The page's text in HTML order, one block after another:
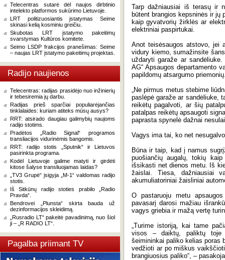
Telecentras sutarė dėl naujos dirbtinio
intelekto platformos sukūrimo Lietuvoje.
LRT politizuosiantis įstatymas Seime
skinasi kelią kosminiu greičiu.
Skubotas LRT įstatymo pakeitimų
svarstymas Kultūros komitete.
Seimo LSDP frakcijos pranešimas: Seime
– naujas LRT įstatymo pakeitimų projektas.
Radijo naujienos
Telecentras: radijas prasidėjo nuo inžinierių
ir tebesiremia jų darbu.
Radijas prieš sparčiai populiarėjančias
tinklalaides: kuriam atiteks mūsų ausys?
RRT: atsirado daugiau galimybių naujoms
radijo stotims.
Pradėtos „Radio Signal“ programos
transliacijos vidurinėmis bangomis.
RRT: radijo stotis „Sputnik“ ir Lietuvos
pasirinkta programa.
Kodėl Lietuvoje galime matyti ir girdėti
kitose šalyse transliuojamas laidas?
„TV3 Grupė“ įsigyja „M-1“ valdomas radijo
stotis.
Iš Sitkūnų radijo stoties prabilo „Radio
Pravda“.
Bendrovei „Plunsta“ skirta bauda už
dezinformacijos skleidimą.
„Rusradio LT“ pakeitė pavadinimą, nuo šiol
ji – „R RADIO LT“.
Pagalba priimant TV
Tarp dažniausiai iš terasų ir
būtent brangios kepsninės ir jų
kaip gyvatvorių žirklės ar
elektriniai paspirtukai.
Anot teisėsaugos atstovo, jei
vidury kiemo, sumažinsite
uždaryti garaže ar
AG“ Apsaugos departamento
papildomų atsargumo
„Ne pirmus metus stebime
paslėpė garaže ar sandėliuke,
reikėtų pagalvoti, ar šių
patalpas reikėtų apsaugoti
paprasta spynelė dažnai
Vagys ima tai, ko net
Būna ir taip, kad į namus
puošiančių augalų, tokių
išsikasti net dienos metu. Iš
žaislai. Tiesa, dažniausiai
akumuliatoriniai žaisliniai
O pastaruoju metu
pavasarį darosi mažiau
vagys griebia ir mažą vertę
„Turime istoriją, kai tame
visos – daiktų, paliktų toje
šeimininkai paliko kelias poras
vedžioti ar po miškus
brangiuosius paliko“, –